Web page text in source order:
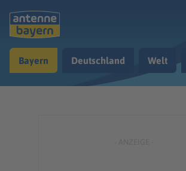
Musik & Radio
Bayern Deutschland Welt